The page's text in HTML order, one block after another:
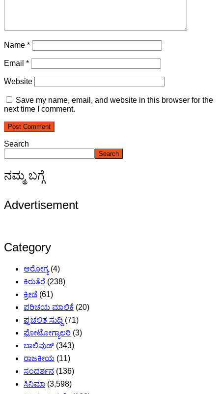
Name *
Email *
Website
Save my name, email, and website in this browser for the
next time I comment.
Search
Search
ನಮ್ಮ ಬಗ್ಗೆ
Advertisement
Category
ಆರೋಗ್ಯ(4)
ಕಿರುತೆರೆ (238)
ಕ್ರೀಡೆ (61)
ಪರಿಚಯ ಮಾಲಿಕೆ (20)
ಪ್ರಚಲಿತ ಸುದ್ದಿ (71)
ಫೋಟೋಗ್ಯಾಲರಿ (3)
ಬಾಲಿವುಡ್ (343)
ರಾಜಕೀಯ (11)
ಸಂದರ್ಶನ (136)
ಸಿನಿಮಾ (3,598)